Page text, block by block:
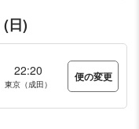
日)
22:20
東京（成田）
便の変更